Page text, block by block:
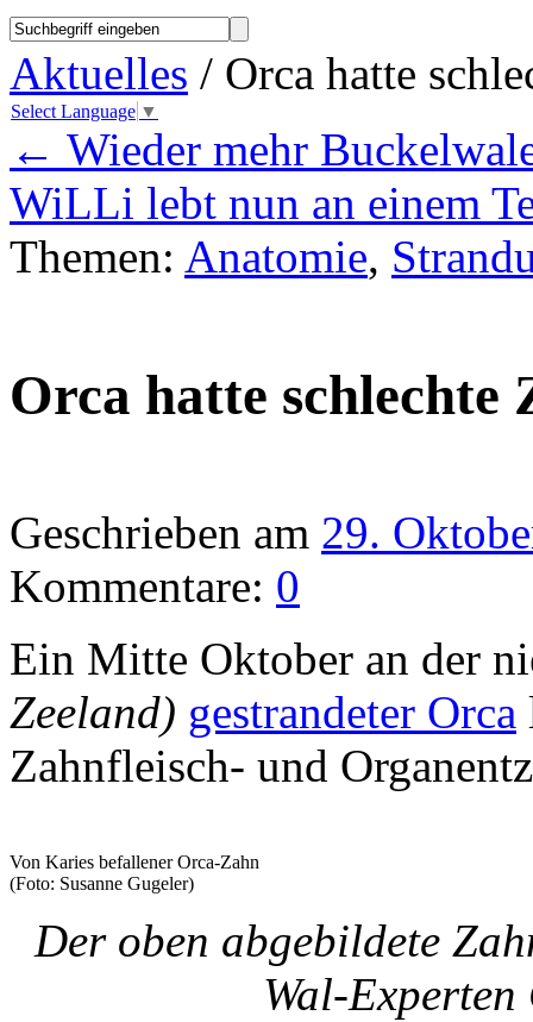
Aktuelles / Orca hatte
Select Language ▼
← Wieder mehr
WiLLi lebt nun an einem
Themen: Anatomie,
Orca hatte
Geschrieben am 29.
Kommentare: 0
Ein Mitte Oktober an der
Zeeland) gestrandeter Orca
Zahnfleisch- und
Von Karies befallener Orca-Zahn
(Foto: Susanne Gugeler)
Der oben abgebildete
Wal-